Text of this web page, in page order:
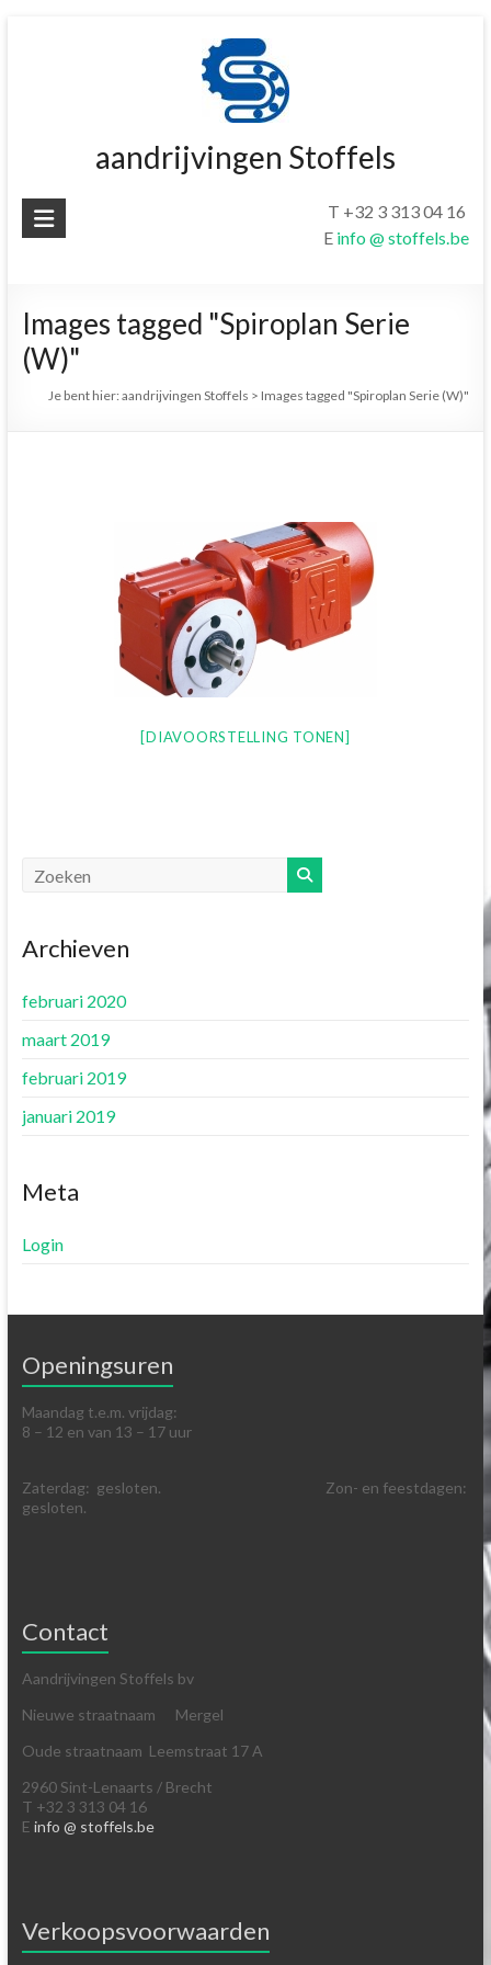
aandrijvingen Stoffels
T +32 3 313 04 16
E info @ stoffels.be
Images tagged "Spiroplan Serie
(W)"
Je bent hier:aandrijvingen Stoffels > Images tagged "Spiroplan Serie (W)"
[DIAVOORSTELLING TONEN]
Archieven
februari 2020
maart 2019
februari 2019
januari 2019
Meta
Login
Openingsuren
Maandag t.e.m. vrijdag:
8 – 12 en van 13 – 17 uur
Zaterdag: gesloten. Zon- en feestdagen:
gesloten.
Contact
Aandrijvingen Stoffels bv
Nieuwe straatnaam Mergel
Oude straatnaam Leemstraat 17 A
2960 Sint-Lenaarts / Brecht
T +32 3 313 04 16
E info @ stoffels.be
Verkoopsvoorwaarden